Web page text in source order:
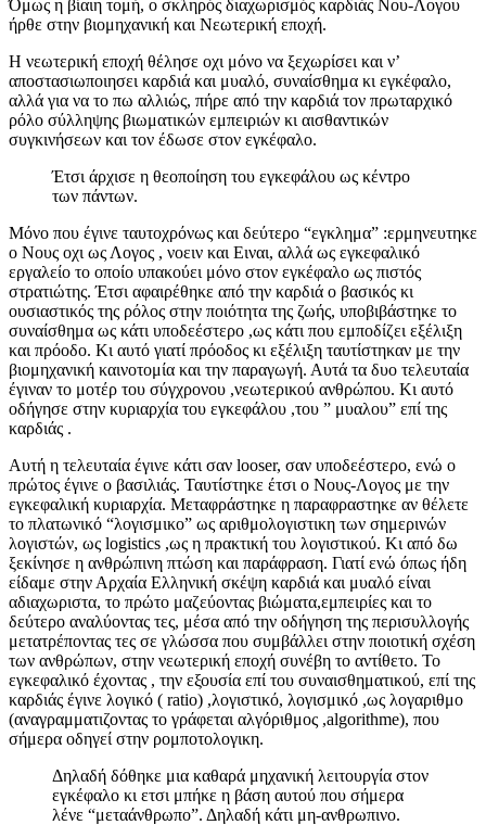
Όμως η βίαιη τομή, ο σκληρός διαχωρισμός καρδιάς Νου-Λογου
ήρθε στην βιομηχανική και Νεωτερική εποχή.
Η νεωτερική εποχή θέλησε οχι μόνο να ξεχωρίσει και ν’
αποστασιωποιησει καρδιά και μυαλό, συναίσθημα κι εγκέφαλο,
αλλά για να το πω αλλιώς, πήρε από την καρδιά τον πρωταρχικό
ρόλο σύλληψης βιωματικών εμπειριών κι αισθαντικών
συγκινήσεων και τον έδωσε στον εγκέφαλο.
Έτσι άρχισε η θεοποίηση του εγκεφάλου ως κέντρο
των πάντων.
Μόνο που έγινε ταυτοχρόνως και δεύτερο “εγκλημα” :ερμηνευτηκε
ο Νους οχι ως Λογος , νοειν και Ειναι, αλλά ως εγκεφαλικό
εργαλείο το οποίο υπακούει μόνο στον εγκέφαλο ως πιστός
στρατιώτης. Έτσι αφαιρέθηκε από την καρδιά ο βασικός κι
ουσιαστικός της ρόλος στην ποιότητα της ζωής, υποβιβάστηκε το
συναίσθημα ως κάτι υποδεέστερο ,ως κάτι που εμποδίζει εξέλιξη
και πρόοδο. Κι αυτό γιατί πρόοδος κι εξέλιξη ταυτίστηκαν με την
βιομηχανική καινοτομία και την παραγωγή. Αυτά τα δυο τελευταία
έγιναν το μοτέρ του σύγχρονου ,νεωτερικού ανθρώπου. Κι αυτό
οδήγησε στην κυριαρχία του εγκεφάλου ,του ” μυαλου” επί της
καρδιάς .
Αυτή η τελευταία έγινε κάτι σαν looser, σαν υποδεέστερο, ενώ ο
πρώτος έγινε ο βασιλιάς. Ταυτίστηκε έτσι ο Νους-Λογος με την
εγκεφαλική κυριαρχία. Μεταφράστηκε η παραφραστηκε αν θέλετε
το πλατωνικό “λογισμικο” ως αριθμολογιστικη των σημερινών
λογιστών, ως logistics ,ως η πρακτική του λογιστικού. Κι από δω
ξεκίνησε η ανθρώπινη πτώση και παράφραση. Γιατί ενώ όπως ήδη
είδαμε στην Αρχαία Ελληνική σκέψη καρδιά και μυαλό είναι
αδιαχωριστα, το πρώτο μαζεύοντας βιώματα,εμπειρίες και το
δεύτερο αναλύοντας τες, μέσα από την οδήγηση της περισυλλογής
μετατρέποντας τες σε γλώσσα που συμβάλλει στην ποιοτική σχέση
των ανθρώπων, στην νεωτερική εποχή συνέβη το αντίθετο. Το
εγκεφαλικό έχοντας , την εξουσία επί του συναισθηματικού, επί της
καρδιάς έγινε λογικό ( ratio) ,λογιστικό, λογισμικό ,ως λογαριθμο
(αναγραμματιζοντας το γράφεται αλγόριθμος ,algorithme), που
σήμερα οδηγεί στην ρομποτολογικη.
Δηλαδή δόθηκε μια καθαρά μηχανική λειτουργία στον
εγκέφαλο κι ετσι μπήκε η βάση αυτού που σήμερα
λένε “μεταάνθρωπο”. Δηλαδή κάτι μη-ανθρωπινο.